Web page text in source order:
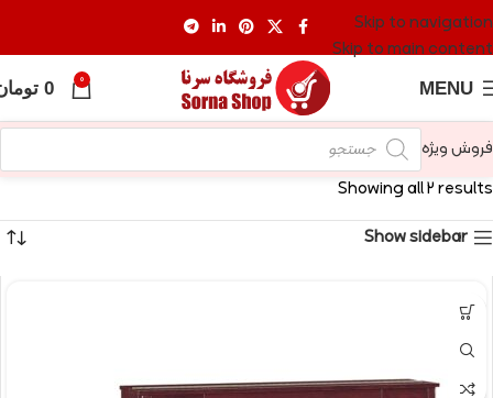
Skip to navigation
Skip to main content
MENU
0
0
فروش ویژه
Showing all 2 results
Show sidebar